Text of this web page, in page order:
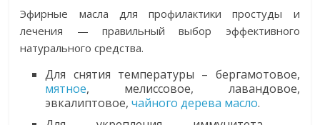
Эфирные масла для профилактики простуды и
лечения — правильный выбор эффективного
натурального средства.
Для снятия температуры – бергамотовое,
мятное, мелиссовое, лавандовое,
эвкалиптовое,чайного дерева масло.